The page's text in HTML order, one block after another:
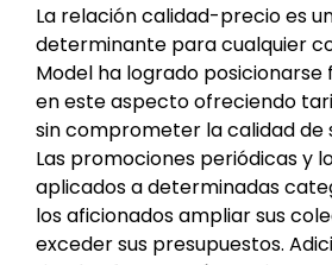
La relación calidad-precio es
determinante para cualquier
Model ha logrado
en este aspecto ofreciendo
sin comprometer la calidad de
Las promociones periódicas y
aplicados a determinadas
los aficionados ampliar sus
exceder sus presupuestos.